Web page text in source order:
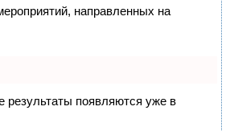
направленных на
результаты появляются уже в